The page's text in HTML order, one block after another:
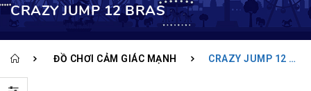
CRAZY JUMP 12 BRAS
ĐỒ CHƠI CẢM GIÁC MẠNH CRAZY JUMP 12 BRAS